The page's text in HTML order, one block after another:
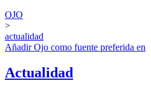
OJO
>
actualidad
AñadirOjo como fuente preferida en
Actualidad